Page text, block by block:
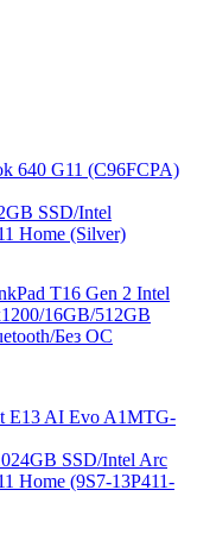
640 G11 (C96FCPA)
SSD/Intel
Home (Silver)
T16 Gen 2 Intel
16GB/512GB
Без ОС
E13 AI Evo A1MTG-
SSD/Intel Arc
Home (9S7-13P411-